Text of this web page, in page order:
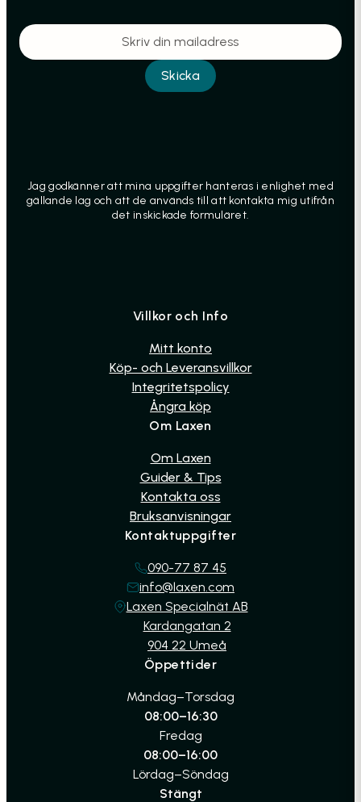
Villkor och Info
Mitt konto
Köp- och Leveransvillkor
Integritetspolicy
Ångra köp
Om Laxen
Om Laxen
Guider & Tips
Kontakta oss
Bruksanvisningar
Kontaktuppgifter
090-77 87 45
info@laxen.com
Laxen Specialnät AB
Kardangatan 2
904 22 Umeå
Öppettider
Måndag–Torsdag
08:00–16:30
Fredag
08:00–16:00
Lördag–Söndag
Stängt
Jag godkänner att mina uppgifter hanteras i enlighet med
gällande lag och att de används till att kontakta mig utifrån
det inskickade formuläret.